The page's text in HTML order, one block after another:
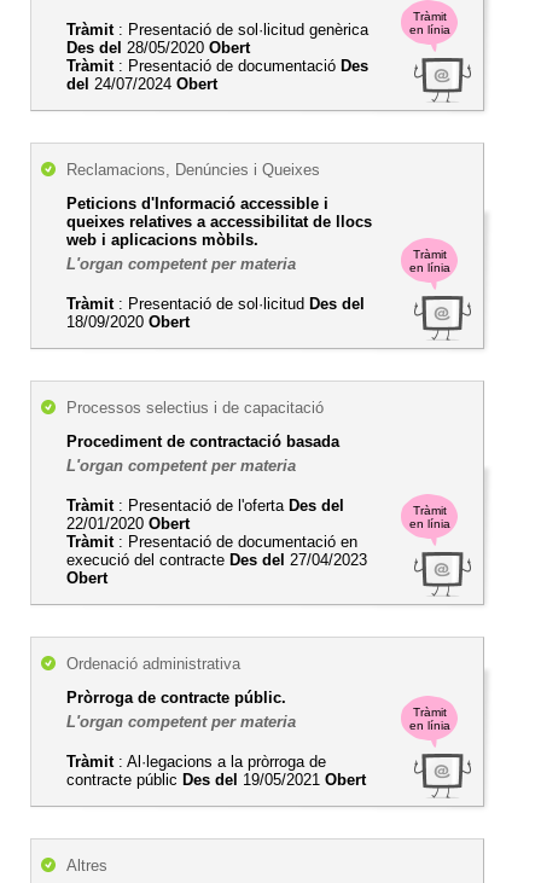
Tràmit
en línia
Tràmit: Presentació de sol·licitud genèrica
Des del 28/05/2020 Obert
Tràmit: Presentació de documentació Des
del 24/07/2024 Obert
Tràmit
en línia
Reclamacions, Denúncies i Queixes
Peticions d'Informació accessible i
queixes relatives a accessibilitat de llocs
web i aplicacions mòbils.
L'organ competent per materia
Tràmit: Presentació de sol·licitud Des del
18/09/2020 Obert
Tràmit
en línia
Processos selectius i de capacitació
Procediment de contractació basada
L'organ competent per materia
Tràmit: Presentació de l'oferta Des del
22/01/2020 Obert
Tràmit: Presentació de documentació en
execució del contracte Des del 27/04/2023
Obert
Tràmit
en línia
Ordenació administrativa
Pròrroga de contracte públic.
L'organ competent per materia
Tràmit: Al·legacions a la pròrroga de
contracte públic Des del 19/05/2021 Obert
Altres